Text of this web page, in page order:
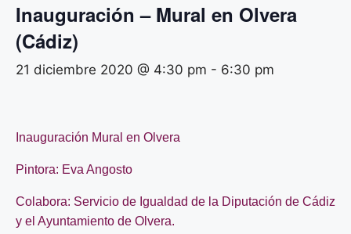
Inauguración – Mural en Olvera
(Cádiz)
21 diciembre 2020 @ 4:30 pm - 6:30 pm
Inauguración Mural en Olvera
Pintora: Eva Angosto
Colabora: Servicio de Igualdad de la Diputación de Cádiz
y el Ayuntamiento de Olvera.